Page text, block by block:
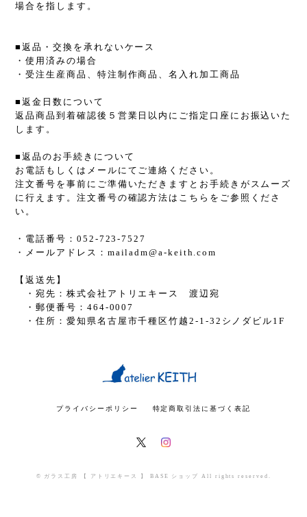
場合を指します。
■返品・交換を承れないケース
・使用済みの場合
・受注生産商品、特注制作商品、名入れ加工商品
■返金日数について
返品商品到着確認後５営業日以内にご指定口座にお振込いた
します。
■返品のお手続きについて
お電話もしくはメールにてご連絡ください。
注文番号を事前にご準備いただきますとお手続きがスムーズ
に行えます。注文番号の確認方法はこちらをご参照くださ
い。
・電話番号：052-723-7527
・メールアドレス： mailadm@a-keith.com
【返送先】
・宛先：株式会社アトリエキース 渡辺宛
・郵便番号：464-0007
・住所：愛知県名古屋市千種区竹越2-1-32シノダビル1F
プライバシーポリシー 特定商取引法に基づく表記
© ガラス工房 【 アトリエキース 】 BASE ショップ All rights reserved.